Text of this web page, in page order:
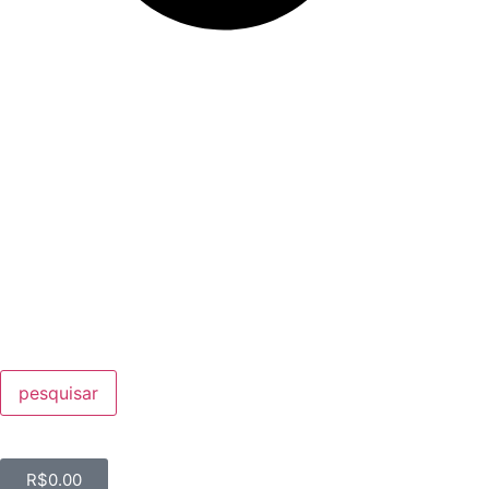
pesquisar
R$0.00